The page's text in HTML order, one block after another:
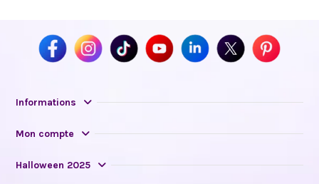
Informations
Mon compte
Halloween 2025